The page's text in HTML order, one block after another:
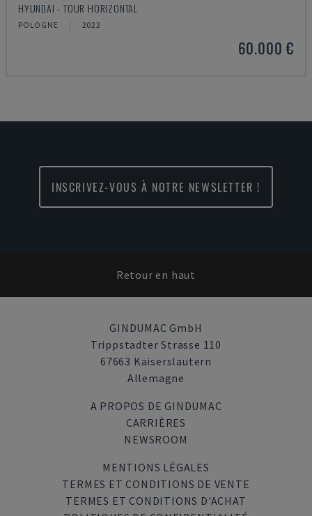
HYUNDAI - TOUR HORIZONTAL
POLOGNE 2022
60.000 €
INSCRIVEZ-VOUS À NOTRE NEWSLETTER !
Retour en haut
GINDUMAC GmbH
Trippstadter Strasse 110
67663 Kaiserslautern
Allemagne
A PROPOS DE GINDUMAC
CARRIÈRES
NEWSROOM
MENTIONS LÉGALES
TERMES ET CONDITIONS DE VENTE
TERMES ET CONDITIONS D'ACHAT